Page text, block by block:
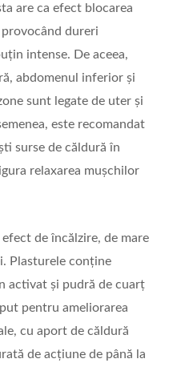
are ca efect blocarea
dureri
intense. De aceea,
abdomenul inferior și
sunt legate de uter și
este recomandat
surse de căldură în
relaxarea mușchilor
de încălzire, de mare
Plasturele conține
activat și pudră de cuarț
pentru ameliorarea
cu aport de căldură
de acțiune de până la